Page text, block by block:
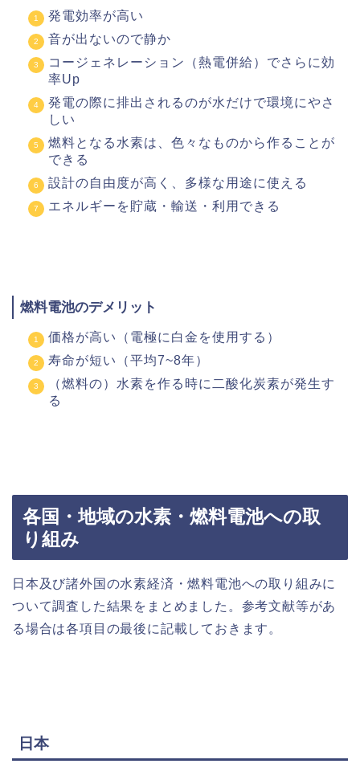
発電効率が高い
音が出ないので静か
コージェネレーション（熱電併給）でさらに効
率Up
発電の際に排出されるのが水だけで環境にやさ
しい
燃料となる水素は、色々なものから作ることが
できる
設計の自由度が高く、多様な用途に使える
エネルギーを貯蔵・輸送・利用できる
燃料電池のデメリット
価格が高い（電極に白金を使用する）
寿命が短い（平均7~8年）
（燃料の）水素を作る時に二酸化炭素が発生す
る
各国・地域の水素・燃料電池への取
り組み
日本及び諸外国の水素経済・燃料電池への取り組みに
ついて調査した結果をまとめました。参考文献等があ
る場合は各項目の最後に記載しておきます。
日本